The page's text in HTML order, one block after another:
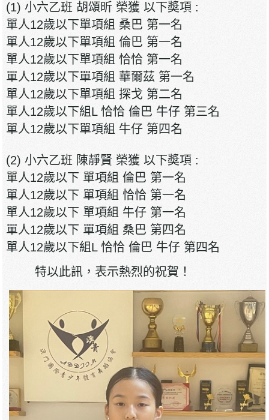
(1) 小六乙班 胡頌昕 榮獲 以下奬項 :
單人12歲以下單項組 桑巴 第一名
單人12歲以下單項組 倫巴 第一名
單人12歲以下單項組 恰恰 第一名
單人12歲以下單項組 華爾茲 第一名
單人12歲以下單項組 探戈 第二名
單人12歲以下組L 恰恰 倫巴 牛仔 第三名
單人12歲以下單項組 牛仔 第四名
(2) 小六乙班 陳靜賢 榮獲 以下奬項 :
單人12歲以下 單項組 倫巴 第一名
單人12歲以下 單項組 恰恰 第一名
單人12歲以下 單項組 牛仔 第一名
單人12歲以下 單項組 桑巴 第四名
單人12歲以下組L 恰恰 倫巴 牛仔 第四名
特以此訊，表示熱烈的祝賀！